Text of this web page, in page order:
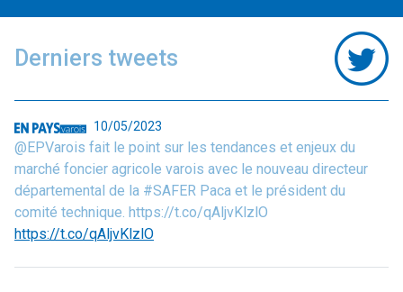
Derniers tweets
10/05/2023
@EPVarois fait le point sur les tendances et enjeux du
marché foncier agricole varois avec le nouveau directeur
départemental de la #SAFER Paca et le président du
comité technique. https://t.co/qAljvKlzlO
https://t.co/qAljvKlzlO